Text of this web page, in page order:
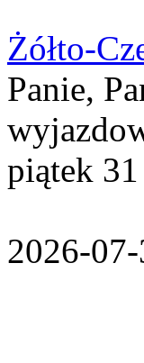
Żółto-
Panie,
piątek
2026-